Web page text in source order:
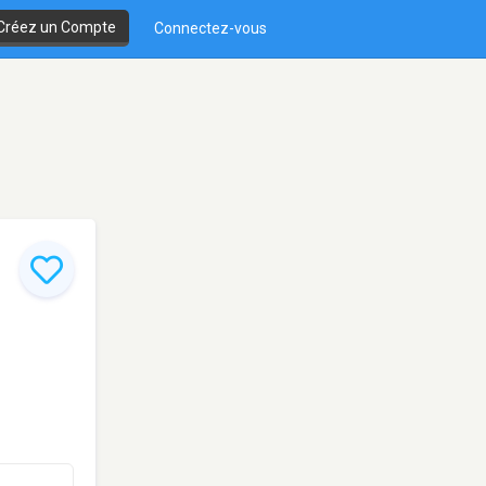
un Compte Connectez-vous